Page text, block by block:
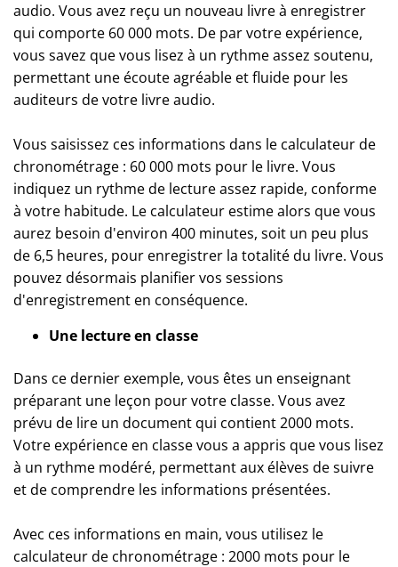
audio. Vous avez reçu un nouveau livre à enregistrer
qui comporte 60 000 mots. De par votre expérience,
vous savez que vous lisez à un rythme assez soutenu,
permettant une écoute agréable et fluide pour les
auditeurs de votre livre audio.
Vous saisissez ces informations dans le calculateur de
chronométrage : 60 000 mots pour le livre. Vous
indiquez un rythme de lecture assez rapide, conforme
à votre habitude. Le calculateur estime alors que vous
aurez besoin d'environ 400 minutes, soit un peu plus
de 6,5 heures, pour enregistrer la totalité du livre. Vous
pouvez désormais planifier vos sessions
d'enregistrement en conséquence.
Une lecture en classe
Dans ce dernier exemple, vous êtes un enseignant
préparant une leçon pour votre classe. Vous avez
prévu de lire un document qui contient 2000 mots.
Votre expérience en classe vous a appris que vous lisez
à un rythme modéré, permettant aux élèves de suivre
et de comprendre les informations présentées.
Avec ces informations en main, vous utilisez le
calculateur de chronométrage : 2000 mots pour le